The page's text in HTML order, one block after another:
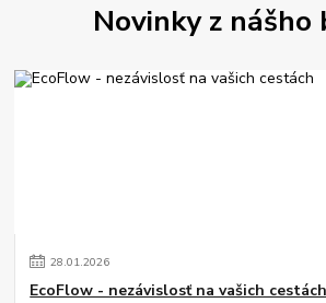
Novinky z nášho
28.01.2026
EcoFlow - nezávislosť na vašich cestách